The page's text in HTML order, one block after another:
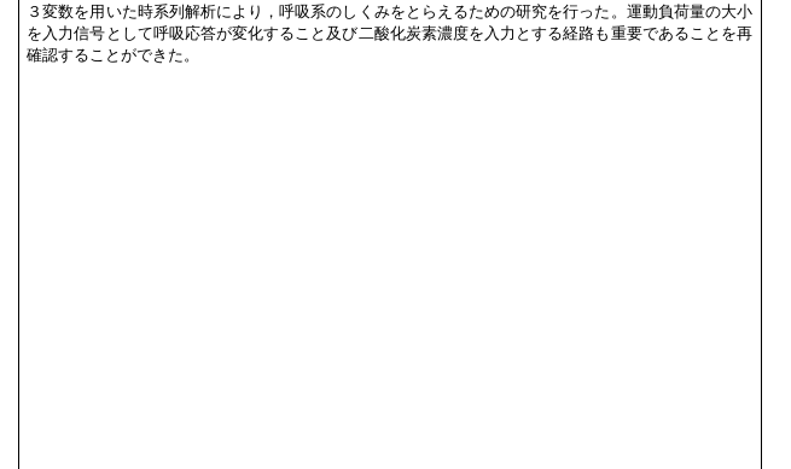
３変数を用いた時系列解析により，呼吸系のしくみをとらえるための研究を行った。運動負荷量の大小
を入力信号として呼吸応答が変化すること及び二酸化炭素濃度を入力とする経路も重要であることを再
確認することができた。